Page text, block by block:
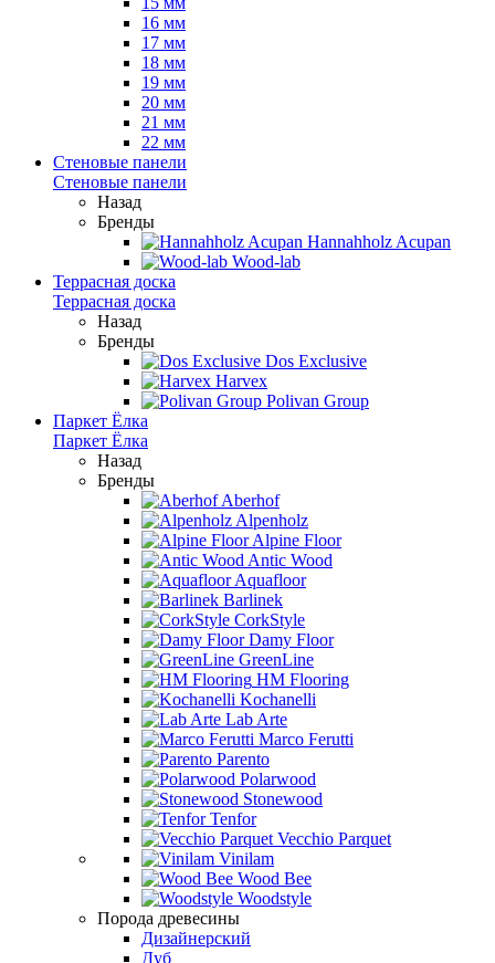
16 мм
17 мм
18 мм
19 мм
20 мм
21 мм
22 мм
Стеновые панели
Стеновые панели
Назад
Бренды
Hannahholz Acupan
Wood-lab
Террасная доска
Террасная доска
Назад
Бренды
Dos Exclusive
Harvex
Polivan Group
Паркет Ёлка
Паркет Ёлка
Назад
Бренды
Aberhof
Alpenholz
Alpine Floor
Antic Wood
Aquafloor
Barlinek
CorkStyle
Damy Floor
GreenLine
HM Flooring
Kochanelli
Lab Arte
Marco Ferutti
Parento
Polarwood
Stonewood
Tenfor
Vecchio Parquet
Vinilam
Wood Bee
Woodstyle
Порода древесины
Дизайнерский
Дуб